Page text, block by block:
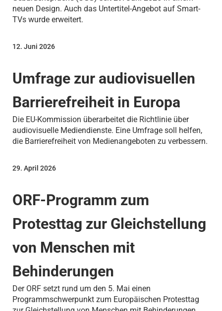
neuen Design. Auch das Untertitel-Angebot auf Smart-
TVs wurde erweitert.
Umfrage zur audiovisuellen
Barrierefreiheit in Europa
12. Juni 2026
Die EU-Kommission überarbeitet die Richtlinie über
audiovisuelle Mediendienste. Eine Umfrage soll helfen,
die Barrierefreiheit von Medienangeboten zu verbessern.
ORF-Programm zum
Protesttag zur Gleichstellung
von Menschen mit
Behinderungen
29. April 2026
Der ORF setzt rund um den 5. Mai einen
Programmschwerpunkt zum Europäischen Protesttag